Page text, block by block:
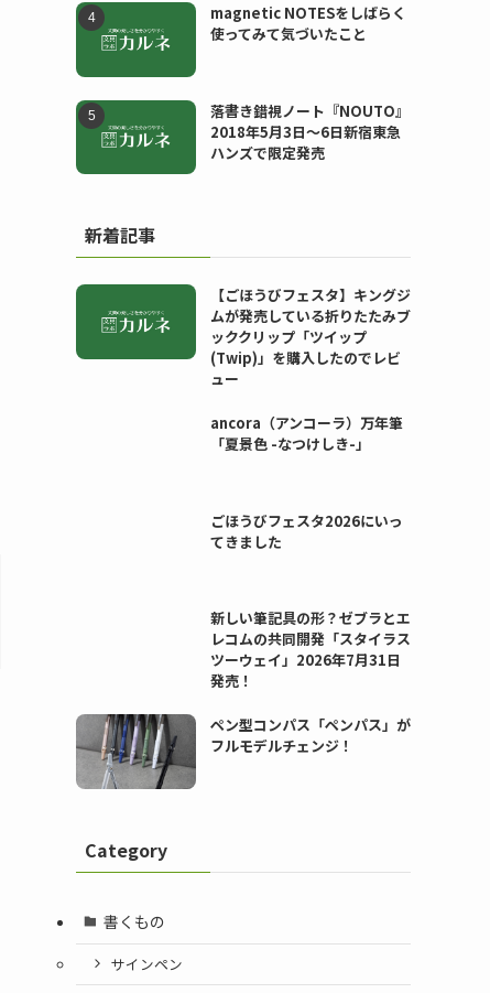
magnetic NOTESをしばらく
使ってみて気づいたこと
落書き錯視ノート『NOUTO』
2018年5月3日〜6日新宿東急
ハンズで限定発売
新着記事
【ごほうびフェスタ】キングジ
ムが発売している折りたたみブ
ッククリップ「ツイップ
(Twip)」を購入したのでレビ
ュー
ancora（アンコーラ）万年筆
「夏景色 -なつけしき-」
ごほうびフェスタ2026にいっ
てきました
新しい筆記具の形？ゼブラとエ
レコムの共同開発「スタイラス
ツーウェイ」2026年7月31日
発売！
ペン型コンパス「ペンパス」が
フルモデルチェンジ！
Category
書くもの
サインペン